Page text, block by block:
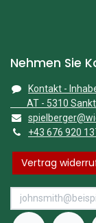
Nehmen Sie
Kontakt -
AT - 5310 Sankt
+43 676 920
Vertrag